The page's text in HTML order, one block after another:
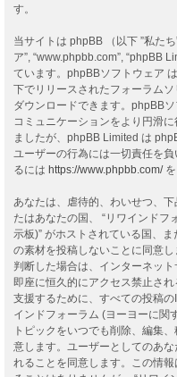
す。
当サイトは phpBB （以下 ”私たち
ア”, “www.phpbb.com”, “phpBB
ています。phpBBソフトウェア
下でリリースされたフォーラムソ
ダウンロードできます。phpBB
コミュニケーションをより円滑
ましたが、phpBB Limited は
ユーザーの行為には一切責任を
るには https://www.phpbb.com/を
あなたは、虐待的、わいせつ、
たはあなたの国、 “リワインド
示板)” がホストされている国、
の素材を投稿しないことに同意
判断した場合は、インターネッ
即座に恒久的にアクセス禁止さ
支援するために、すべての投稿
インドフォーラム (ヨーヨーに関
トピックをいつでも削除、編集
意します。ユーザーとしてのあ
れることを同意します。この情